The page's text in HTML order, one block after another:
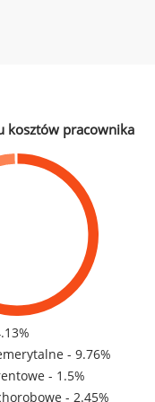
kosztów pracownika
- 9.76%
- 1.5%
- 2.45%